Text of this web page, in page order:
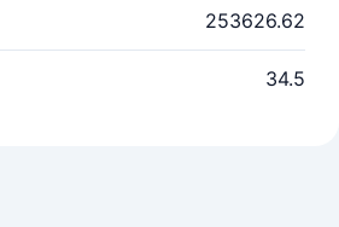
253626.62
34.5